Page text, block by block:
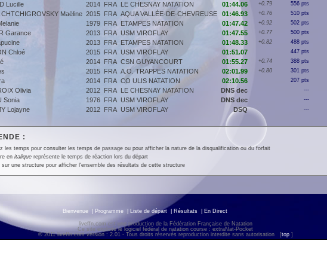
Lucille 2014 FRA LE CHESNAY NATATION 01:44.06 +0.79 556 pts
Maëline 2015 FRA AQUA VALLÉE-DE-CHEVREUSE 01:46.93 +0.76 510 pts
1979 FRA ETAMPES NATATION 01:47.42 +0.92 502 pts
Garance 2013 FRA USM VIROFLAY 01:47.55 +0.77 500 pts
2013 FRA ETAMPES NATATION 01:48.33 +0.82 488 pts
Chloé 2015 FRA USM VIROFLAY 01:51.07 447 pts
2014 FRA CSN GUYANCOURT 01:55.27 +0.74 388 pts
2015 FRA A.O. TRAPPES NATATION 02:01.99 +0.80 301 pts
2014 FRA CO ULIS NATATION 02:10.56 207 pts
Olivia 2012 FRA LE CHESNAY NATATION DNS dec ---
Sonia 1976 FRA USM VIROFLAY DNS dec ---
Lojayne 2012 FRA USM VIROFLAY DSQ ---
:
les temps pour consulter les temps de passage ou pour afficher la nature de la disqualification ou du forfait
en italiquereprésente le temps de réaction lors du départ
sur une structure pour afficher l'ensemble des résultats de cette structure
Bienvenue Programme Liste de départ Résultats En Direct
liveffn.com est une production de la Fédération Française de Natation
Ce site exploite le logiciel fédéral de natation course : extraNat-Pocket
© 2011 liveffn.com version : 2.01 - Tous droits réservés reproduction interdite sans autorisation
[top ]